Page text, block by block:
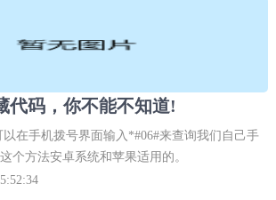
代码，你不能不知道!
在手机拨号界面输入*#06#来查询我们自己手
个方法安卓系统和苹果适用的。